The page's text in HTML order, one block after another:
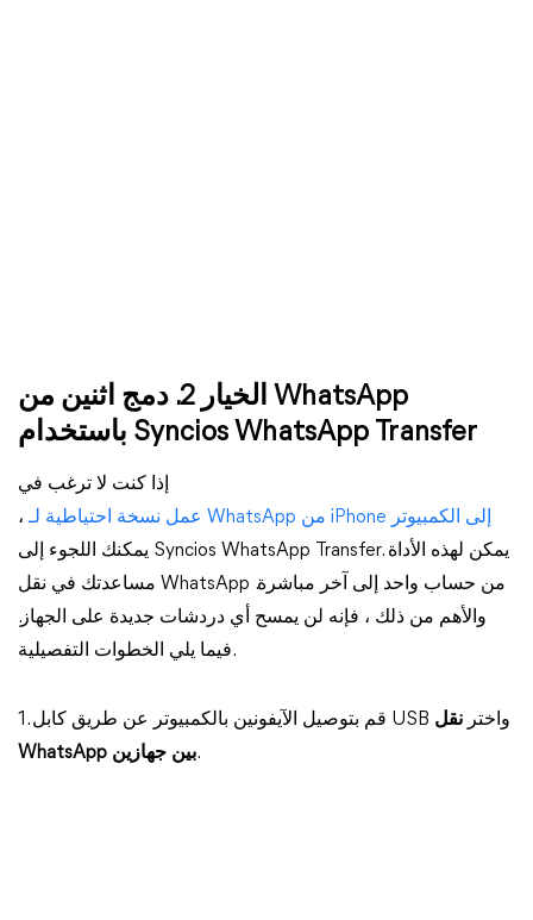
الخيار 2. دمج اثنين من WhatsApp
باستخدام Syncios WhatsApp Transfer
إذا كنت لا ترغب في
عمل نسخة احتياطية لـ WhatsApp من iPhone إلى الكمبيوتر
،
يمكنك اللجوء إلى Syncios WhatsApp Transfer. يمكن لهذه الأداة
مساعدتك في نقل WhatsApp من حساب واحد إلى آخر مباشرة.
والأهم من ذلك ، فإنه لن يمسح أي دردشات جديدة على الجهاز.
فيما يلي الخطوات التفصيلية.
1. قم بتوصيل الآيفونين بالكمبيوتر عن طريق كابل USB واختر نقل
WhatsApp بين جهازين.